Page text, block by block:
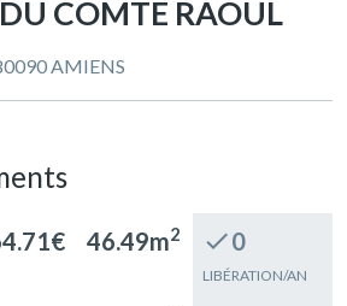
COMTE RAOUL
AMIENS
46.49m2 check0
LIBÉRATION/AN